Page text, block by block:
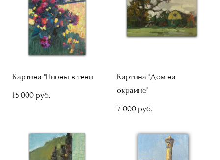
Картина "Пионы в тени
15 000 pуб.
Картина "Дом на
окраине"
7 000 pуб.